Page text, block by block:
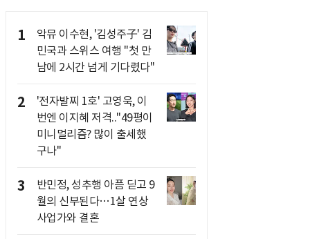
1
악뮤 이수현, '김성주子' 김
민국과 스위스 여행 "첫 만
남에 2시간 넘게 기다렸다"
2
'전자발찌 1호' 고영욱, 이
번엔 이지혜 저격.."49평이
미니멀리즘? 많이 출세했
구나"
3
반민정, 성추행 아픔 딛고 9
월의 신부된다…1살 연상
사업가와 결혼